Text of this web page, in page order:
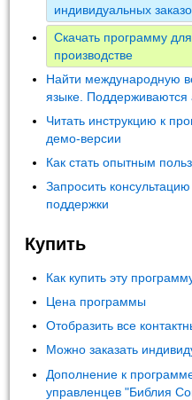
индивидуальных
Скачать программу
производстве
Найти международную
языке. Поддерживаются
Читать инструкцию к
демо-версии
Как стать опытным
Запросить
поддержки
Купить
Как купить эту
Цена программы
Отобразить все
Можно заказать
Дополнение к
управленцев "Библия